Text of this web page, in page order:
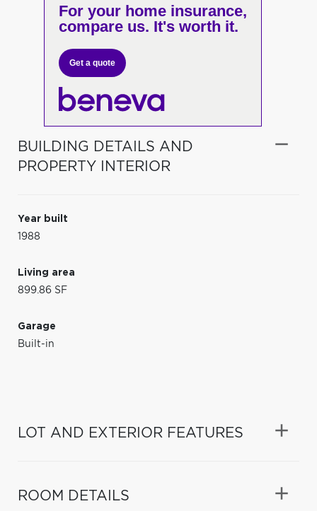
For your home insurance,
compare us. It's worth it.
Get a quote
BUILDING DETAILS AND
PROPERTY INTERIOR
Year built
1988
Living area
899.86 SF
Garage
Built-in
LOT AND EXTERIOR FEATURES
ROOM DETAILS